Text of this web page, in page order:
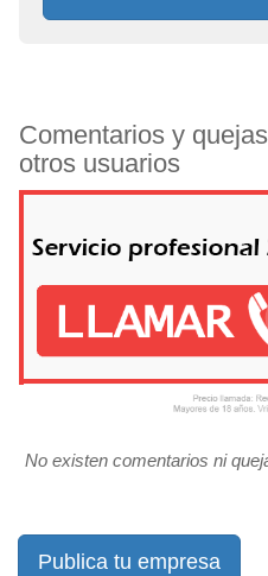
Comentarios y
otros usuarios
No existen comentarios ni
Publica tu empresa